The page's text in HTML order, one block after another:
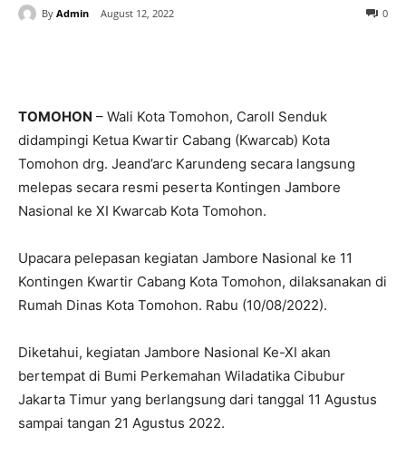
By Admin August 12, 2022 0
TOMOHON – Wali Kota Tomohon, Caroll Senduk
didampingi Ketua Kwartir Cabang (Kwarcab) Kota
Tomohon drg. Jeand’arc Karundeng secara langsung
melepas secara resmi peserta Kontingen Jambore
Nasional ke XI Kwarcab Kota Tomohon.
Upacara pelepasan kegiatan Jambore Nasional ke 11
Kontingen Kwartir Cabang Kota Tomohon, dilaksanakan di
Rumah Dinas Kota Tomohon. Rabu (10/08/2022).
Diketahui, kegiatan Jambore Nasional Ke-XI akan
bertempat di Bumi Perkemahan Wiladatika Cibubur
Jakarta Timur yang berlangsung dari tanggal 11 Agustus
sampai tangan 21 Agustus 2022.